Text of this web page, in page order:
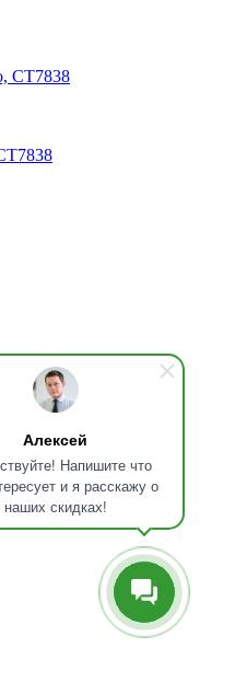
Алексей
Напишите что
и я расскажу о
наших скидках!